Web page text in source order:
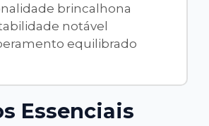
brincalhona
notável
equilibrado
Essenciais